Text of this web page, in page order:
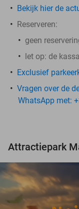
Bekijk hier de
Reserveren:
geen
let op: de
Exclusief
Vragen over de
WhatsApp met:
Attractiepark